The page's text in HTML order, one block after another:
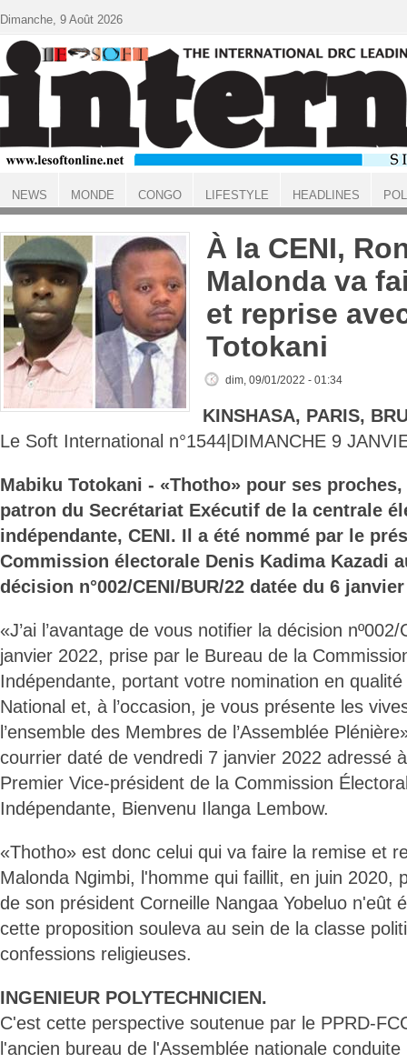
ACCUEIL
À la CENI,
Malonda va
et reprise
Totokani
dim, 09/01/2022 - 01:34
KINSHASA, PARIS,
Le Soft International n°1544|DIMANCHE 9
Mabiku Totokani - «Thotho» pour ses
patron du Secrétariat Exécutif de la centrale
indépendante, CENI. Il a été nommé par le
Commission électorale Denis Kadima Kazadi
décision n°002/CENI/BUR/22 datée du 6
«J’ai l’avantage de vous notifier la décision
janvier 2022, prise par le Bureau de la
Indépendante, portant votre nomination en
National et, à l’occasion, je vous présente les
l’ensemble des Membres de l’Assemblée
courrier daté de vendredi 7 janvier 2022 adressé
Premier Vice-président de la Commission
Indépendante, Bienvenu Ilanga Lembow.
«Thotho» est donc celui qui va faire la remise et
Malonda Ngimbi, l'homme qui faillit, en juin 2020,
de son président Corneille Nangaa Yobeluo n'eût
cette proposition souleva au sein de la classe
confessions religieuses.
INGENIEUR POLYTECHNICIEN.
C'est cette perspective soutenue par le PPRD-
l'ancien bureau de l'Assemblée nationale
Dimanche, 9 Août 2026
NEWS MONDE CONGO LIFESTYLE HEADLINES